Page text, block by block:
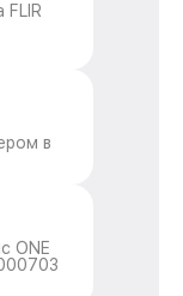
в
ONE